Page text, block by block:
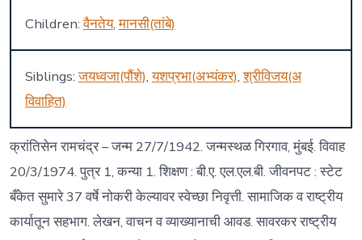
Children:वैनतेय,मानसी(तांबे)
Siblings:जयध्वजा(पौंशे),यशप्रभा(अभ्यंकर),श्रीविजय(अ
विवाहित)
क्रांतिसेन रामचंद्र – जन्म 27/7/1942. जन्मस्थळ गिरगाव, मुंबई. विवाह
20/3/1974. पुत्र 1, कन्या 1. शिक्षण : बी.ए. एल.एल.बी. जीवनपट : स्टेट
बँकेत सुमारे 37 वर्षे नोकरी केल्यावर स्वेच्छा निवृत्ती. सामाजिक व राष्ट्रीय
कार्यातून सहभाग. लेखन, वाचन व व्याख्यानाची आवड. सावरकर राष्ट्रीय